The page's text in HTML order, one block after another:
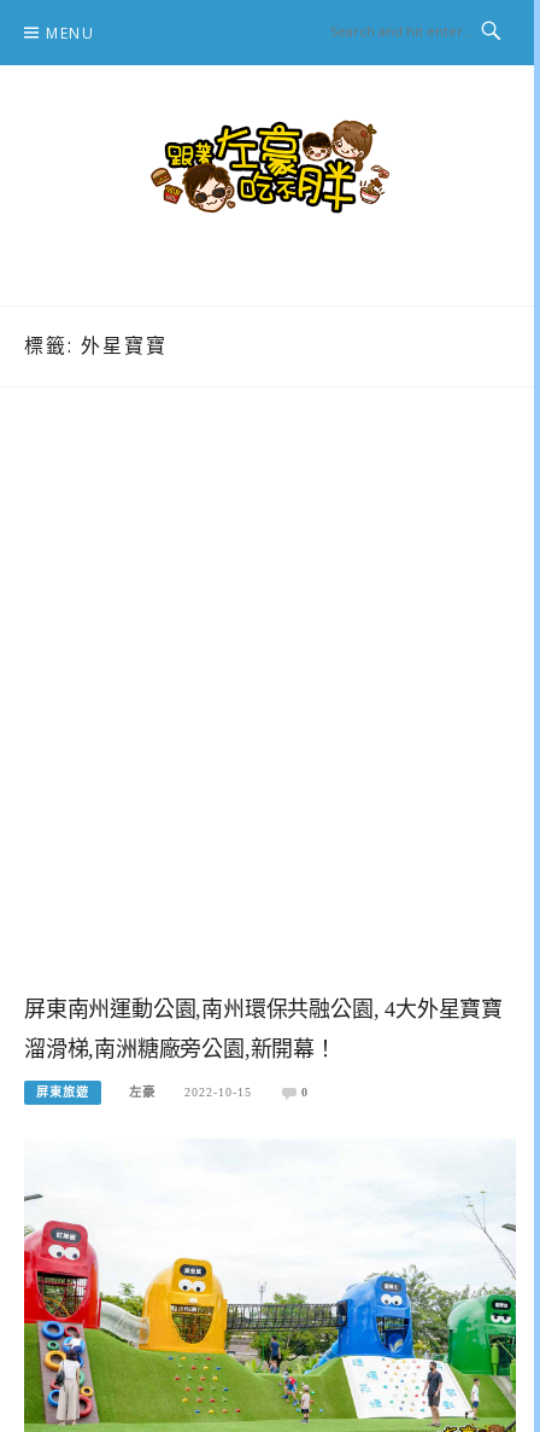
content
MENU
標籤: 外星寶寶
屏東南州運動公園,南州環保共融公園, 4大外星寶寶
溜滑梯,南洲糖廠旁公園,新開幕！
屏東旅遊 左豪 2022-10-15 0